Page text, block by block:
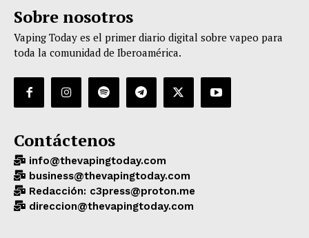
Sobre nosotros
Vaping Today es el primer diario digital sobre vapeo para
toda la comunidad de Iberoamérica.
Contáctenos
info@thevapingtoday.com
business@thevapingtoday.com
Redacción: c3press@proton.me
direccion@thevapingtoday.com